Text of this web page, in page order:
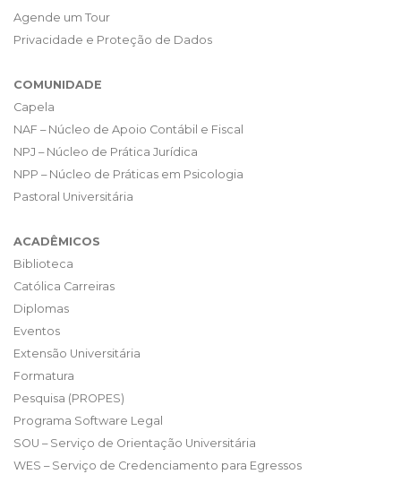
Agende um Tour
Privacidade e Proteção de Dados
COMUNIDADE
Capela
NAF – Núcleo de Apoio Contábil e Fiscal
NPJ – Núcleo de Prática Jurídica
NPP – Núcleo de Práticas em Psicologia
Pastoral Universitária
ACADÊMICOS
Biblioteca
Católica Carreiras
Diplomas
Eventos
Extensão Universitária
Formatura
Pesquisa (PROPES)
Programa Software Legal
SOU – Serviço de Orientação Universitária
WES – Serviço de Credenciamento para Egressos